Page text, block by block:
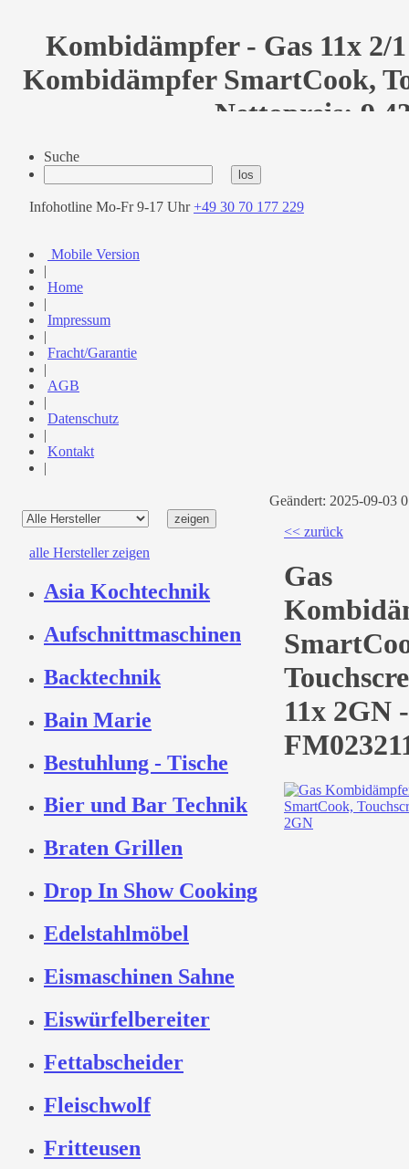
Kombidämpfer - Gas 11x 2/
Kombidämpfer SmartCook,
Nettopreis:
Suche
Infohotline Mo-Fr 9-17 Uhr+49 30 70 177 229
Mobile Version
|
Home
|
Impressum
|
Fracht/Garantie
|
AGB
|
Datenschutz
|
Kontakt
|
alle Hersteller zeigen
Asia Kochtechnik
Aufschnittmaschinen
Backtechnik
Bain Marie
Bestuhlung - Tische
Bier und Bar Technik
Braten Grillen
Drop In Show Cooking
Edelstahlmöbel
Eismaschinen Sahne
Eiswürfelbereiter
Fettabscheider
Fleischwolf
Fritteusen
Geändert: 2025-09-03
<< zurück
Gas
11x 2GN -